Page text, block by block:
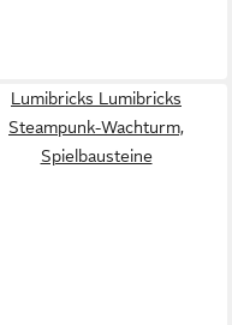
Lumibricks Lumibricks
Steampunk-Wachturm,
Spielbausteine